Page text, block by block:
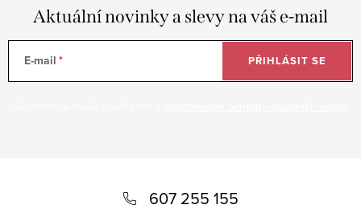
Aktuální novinky a slevy na váš e-mail
E-mail PŘIHLÁSIT SE
607 255 155